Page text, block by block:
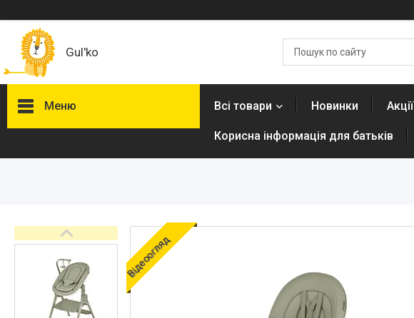
Gul'ko
Меню
ТОП товарів Пакунок Малюка
Підбірка товарів для малюка
до року (7000 грн)
Автокрісла
Дитячі візочки
Всі товари Новинки Акції
Корисна інформація для батьків
Відеоогляд